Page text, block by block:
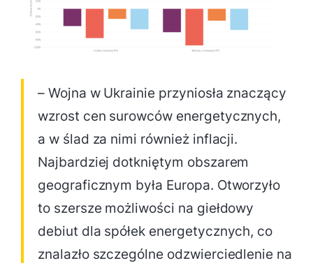
– Wojna w Ukrainie przyniosła znaczący
wzrost cen surowców energetycznych,
a w ślad za nimi również inflacji.
Najbardziej dotkniętym obszarem
geograficznym była Europa. Otworzyło
to szersze możliwości na giełdowy
debiut dla spółek energetycznych, co
znalazło szczególne odzwierciedlenie na